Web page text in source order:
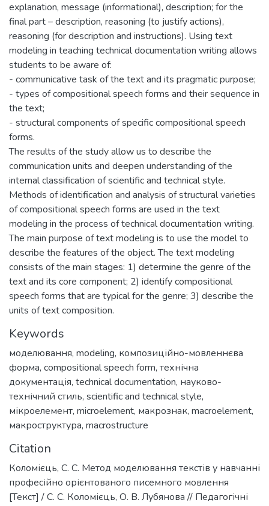
explanation, message (informational), description; for the
final part – description, reasoning (to justify actions),
reasoning (for description and instructions). Using text
modeling in teaching technical documentation writing allows
students to be aware of:
- communicative task of the text and its pragmatic purpose;
- types of compositional speech forms and their sequence in
the text;
- structural components of specific compositional speech
forms.
The results of the study allow us to describe the
communication units and deepen understanding of the
internal classification of scientific and technical style.
Methods of identification and analysis of structural varieties
of compositional speech forms are used in the text
modeling in the process of technical documentation writing.
The main purpose of text modeling is to use the model to
describe the features of the object. The text modeling
consists of the main stages: 1) determine the genre of the
text and its core component; 2) identify compositional
speech forms that are typical for the genre; 3) describe the
units of text composition.
Keywords
моделювання, modeling, композиційно-мовленнєва
форма, compositional speech form, технічна
документація, technical documentation, науково-
технічний стиль, scientific and technical style,
мікроелемент, microelement, макрознак, macroelement,
макроструктура, macrostructure
Citation
Коломієць, С. С. Метод моделювання текстів у навчанні
професійно орієнтованого писемного мовлення
[Текст] / С. С. Коломієць, О. В. Лубянова // Педагогічні